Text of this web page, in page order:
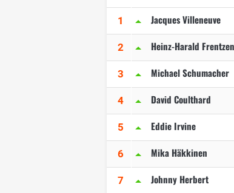
1 Jacques Villeneuve
2 Heinz-Harald Frentzen
3 Michael Schumacher
4 David Coulthard
5 Eddie Irvine
6 Mika Häkkinen
7 Johnny Herbert